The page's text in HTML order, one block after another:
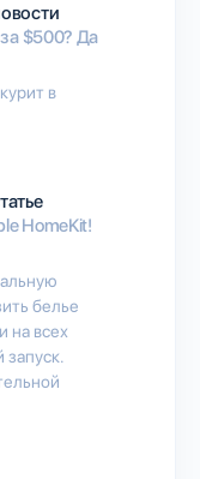
$500? Да
в
HomeKit!
белье
на всех